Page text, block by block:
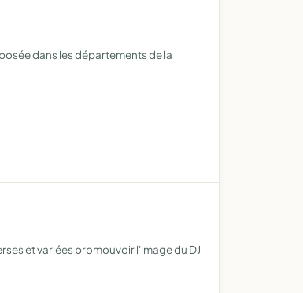
dans les départements de la
et variées promouvoir l'image du DJ